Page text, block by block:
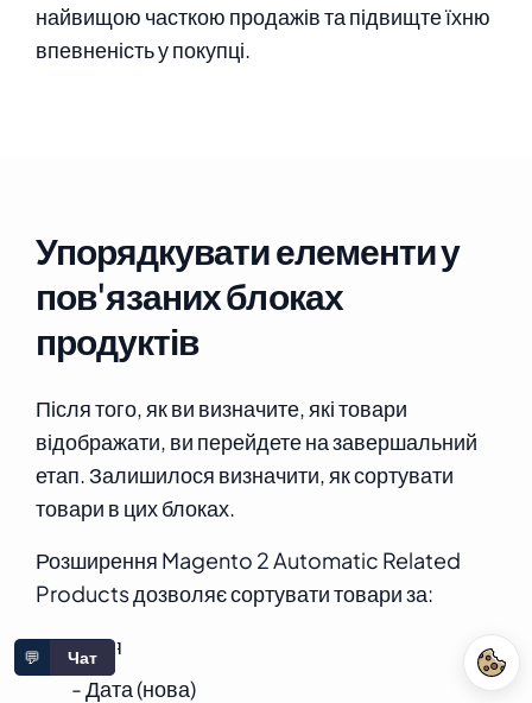
найвищою часткою продажів та підвищте їхню
впевненість у покупці.
Упорядкувати елементи у
пов'язаних блоках
продуктів
Після того, як ви визначите, які товари
відображати, ви перейдете на завершальний
етап. Залишилося визначити, як сортувати
товари в цих блоках.
Розширення Magento 2 Automatic Related
Products дозволяє сортувати товари за:
- Ім'я
- Дата (нова)
💬 Чат